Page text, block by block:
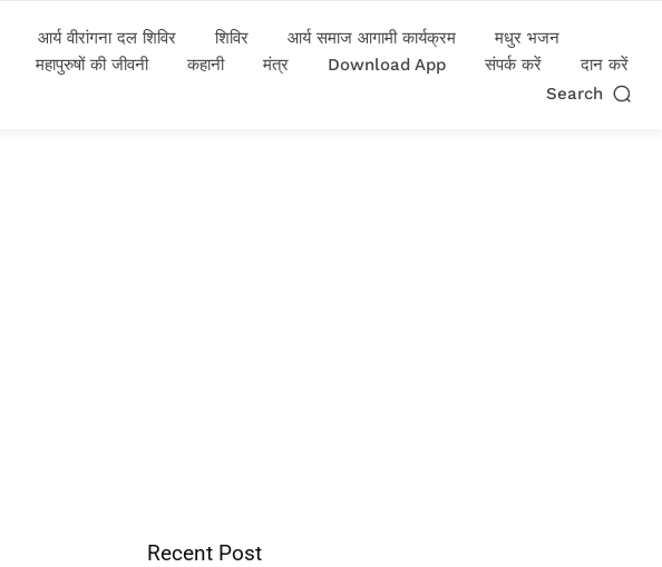
आर्य वीरांगना दल शिविर शिविर आर्य समाज आगामी कार्यक्रम
मधुर भजन
महापुरुषों की जीवनी कहानी मंत्र Download App संपर्क करें
दान करें
Search
Recent Post